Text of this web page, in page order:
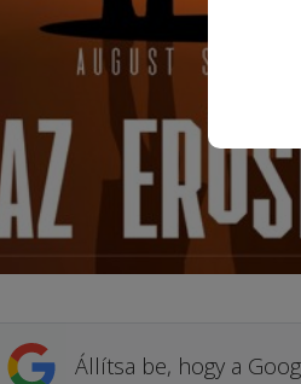
Állítsa be, hogy a